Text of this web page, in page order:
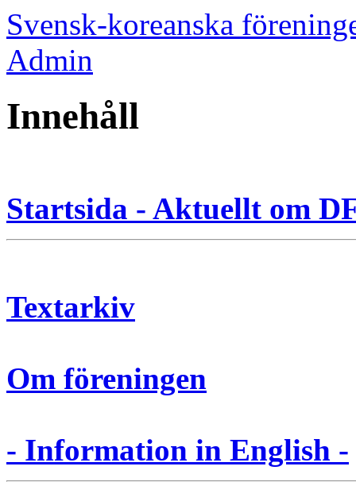
Svensk-koreanska
Admin
Innehåll
Startsida - Aktuellt om
Textarkiv
Om föreningen
- Information in English -